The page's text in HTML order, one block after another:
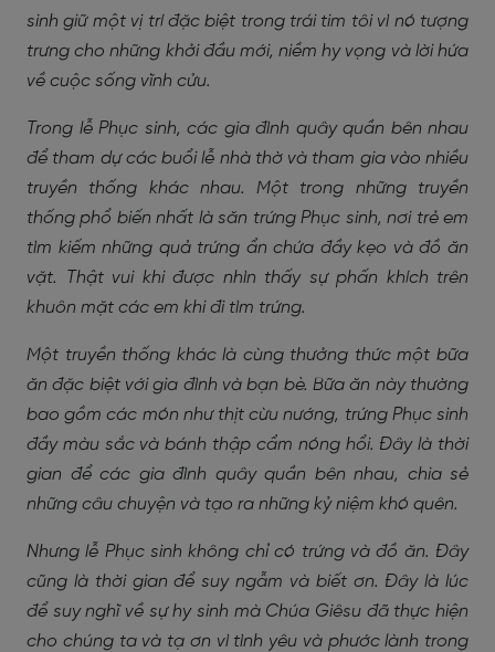
sinh giữ một vị trí đặc biệt trong trái tim tôi vì nó tượng
trưng cho những khởi đầu mới, niềm hy vọng và lời hứa
về cuộc sống vĩnh cửu.
Trong lễ Phục sinh, các gia đình quây quần bên nhau
để tham dự các buổi lễ nhà thờ và tham gia vào nhiều
truyền thống khác nhau. Một trong những truyền
thống phổ biến nhất là săn trứng Phục sinh, nơi trẻ em
tìm kiếm những quả trứng ẩn chứa đầy kẹo và đồ ăn
vặt. Thật vui khi được nhìn thấy sự phấn khích trên
khuôn mặt các em khi đi tìm trứng.
Một truyền thống khác là cùng thưởng thức một bữa
ăn đặc biệt với gia đình và bạn bè. Bữa ăn này thường
bao gồm các món như thịt cừu nướng, trứng Phục sinh
đầy màu sắc và bánh thập cẩm nóng hổi. Đây là thời
gian để các gia đình quây quần bên nhau, chia sẻ
những câu chuyện và tạo ra những kỷ niệm khó quên.
Nhưng lễ Phục sinh không chỉ có trứng và đồ ăn. Đây
cũng là thời gian để suy ngẫm và biết ơn. Đây là lúc
để suy nghĩ về sự hy sinh mà Chúa Giêsu đã thực hiện
cho chúng ta và tạ ơn vì tình yêu và phước lành trong